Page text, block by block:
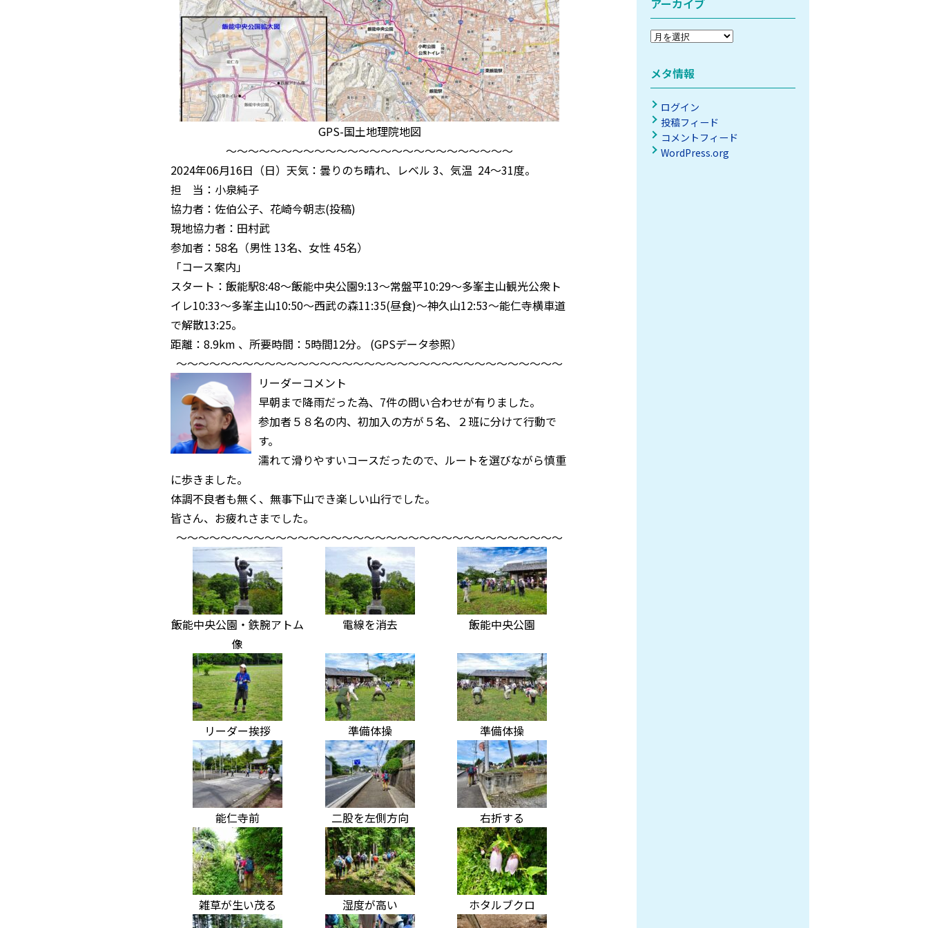
GPS-国土地理院地図
～～～～～～～～～～～～～～～～～～～～～～～～～～
2024年06月16日（日）天気：曇りのち晴れ、レベル 3、気温 24～31度。
担 当：小泉純子
協力者：佐伯公子、花崎今朝志(投稿)
現地協力者：田村武
参加者：58名（男性 13名、女性 45名）
「コース案内」
スタート：飯能駅8:48～飯能中央公園9:13～常盤平10:29～多峯主山観光公衆ト
イレ10:33～多峯主山10:50～西武の森11:35(昼食)～神久山12:53～能仁寺横車道
で解散13:25。
距離：8.9km 、所要時間：5時間12分。 (GPSデータ参照）
～～～～～～～～～～～～～～～～～～～～～～～～～～～～～～～～～～～
リーダーコメント
早朝まで降雨だった為、7件の問い合わせが有りました。
参加者５８名の内、初加入の方が５名、２班に分けて行動で
す。
濡れて滑りやすいコースだったので、ルートを選びながら慎重
に歩きました。
体調不良者も無く、無事下山でき楽しい山行でした。
皆さん、お疲れさまでした。
～～～～～～～～～～～～～～～～～～～～～～～～～～～～～～～～～～～
飯能中央公園・鉄腕アトム
像
電線を消去 飯能中央公園
リーダー挨拶 準備体操 準備体操
能仁寺前 二股を左側方向 右折する
雑草が生い茂る 湿度が高い ホタルブクロ
アーカイブ
ア
カ
イ
ブ
メタ情報
ログイン
投稿フィード
コメントフィード
WordPress.org